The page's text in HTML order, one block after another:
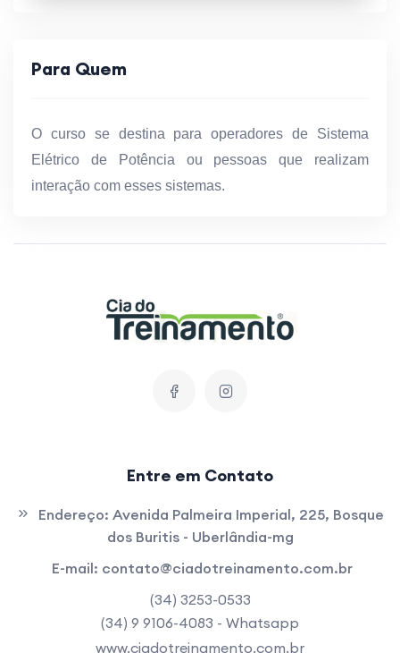
Para Quem
O curso se destina para operadores de Sistema
Elétrico de Potência ou pessoas que realizam
interação com esses sistemas.
Entre em Contato
Endereço: Avenida Palmeira Imperial, 225, Bosque
dos Buritis - Uberlândia-mg
E-mail: contato@ciadotreinamento.com.br
(34) 3253-0533
(34) 9 9106-4083 - Whatsapp
www.ciadotreinamento.com.br